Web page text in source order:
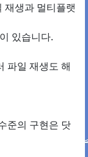
재생과 멀티플랫
있습니다.
파일 재생도 해
준의 구현은 닷